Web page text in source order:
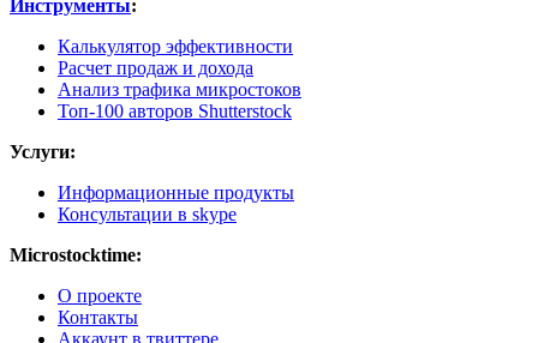
Инструменты:
Калькулятор эффективности
Расчет продаж и дохода
Анализ трафика микростоков
Топ-100 авторов Shutterstock
Услуги:
Информационные продукты
Консультации в skype
Microstocktime:
О проекте
Контакты
Аккаунт в твиттере